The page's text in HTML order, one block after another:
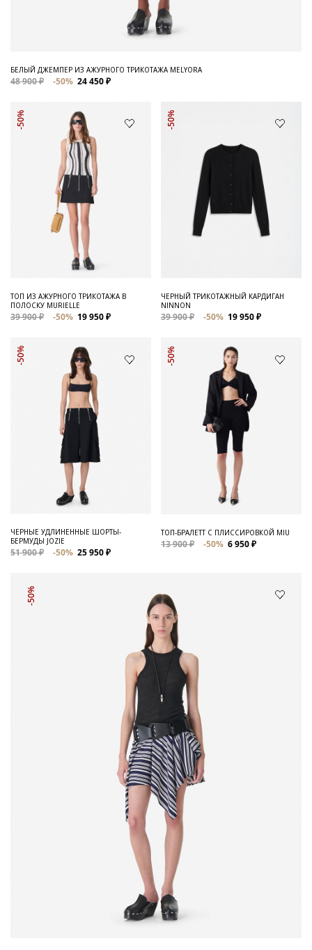
БЕЛЫЙ ДЖЕМПЕР ИЗ АЖУРНОГО ТРИКОТАЖА MELYORA
48 900 ₽ -50% 24 450 ₽
-50%
ТОП ИЗ АЖУРНОГО ТРИКОТАЖА В
ПОЛОСКУ MURIELLE
39 900 ₽ -50% 19 950 ₽
-50%
ЧЕРНЫЙ ТРИКОТАЖНЫЙ КАРДИГАН
NINNON
39 900 ₽ -50% 19 950 ₽
-50%
ЧЕРНЫЕ УДЛИНЕННЫЕ ШОРТЫ-
БЕРМУДЫ JOZIE
51 900 ₽ -50% 25 950 ₽
-50%
ТОП-БРАЛЕТТ С ПЛИССИРОВКОЙ MIU
13 900 ₽ -50% 6 950 ₽
-50%